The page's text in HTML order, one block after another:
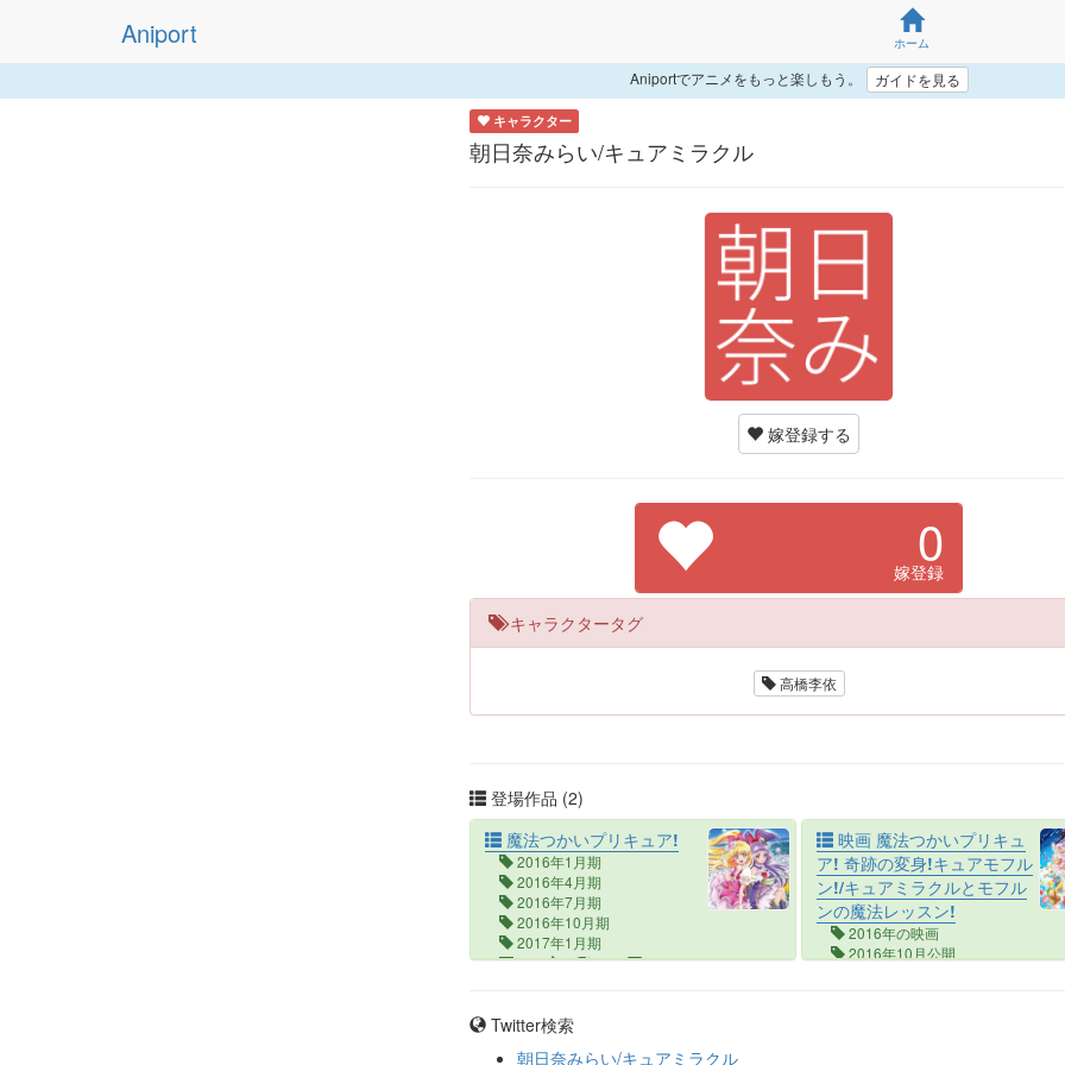
Aniport ホーム
Aniportでアニメをもっと楽しもう。 ガイドを見る
キャラクター
朝日奈みらい/キュアミラクル
嫁登録する
0
嫁登録
キャラクタータグ
高橋李依
登場作品 (2)
魔法つかいプリキュア!
2016年1月期
2016年4月期
2016年7月期
2016年10月期
2017年1月期
50
4 100 0
映画 魔法つかいプリキュ
ア! 奇跡の変身!キュアモフル
ン!/キュアミラクルとモフル
ンの魔法レッスン!
2016年の映画
2016年10月公開
Twitter検索
朝日奈みらい/キュアミラクル